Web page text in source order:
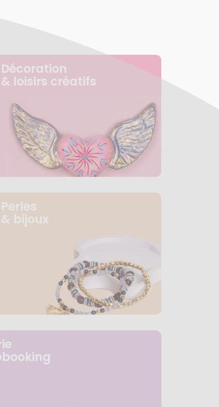
Décoration
& loisirs créatifs
Perles
& bijoux